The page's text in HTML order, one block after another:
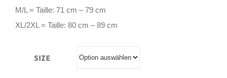
M/L = Taille: 71 cm – 79 cm
XL/2XL = Taille: 80 cm – 89 cm
Size